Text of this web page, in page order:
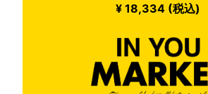
¥ 18,334 (税込)